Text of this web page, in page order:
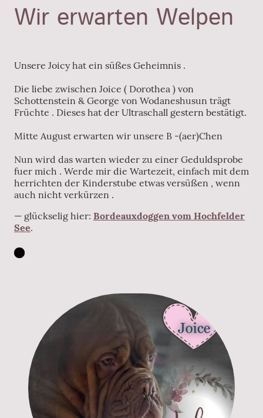
Wir erwarten Welpen
Unsere Joicy hat ein süßes Geheimnis .
Die liebe zwischen Joice ( Dorothea ) von
Schottenstein & George von Wodaneshusun trägt
Früchte . Dieses hat der Ultraschall gestern bestätigt.
Mitte August erwarten wir unsere B -(aer)Chen
Nun wird das warten wieder zu einer Geduldsprobe
fuer mich . Werde mir die Wartezeit, einfach mit dem
herrichten der Kinderstube etwas versüßen , wenn
auch nicht verkürzen .
— glückselig hier: Bordeauxdoggen vom Hochfelder
See.